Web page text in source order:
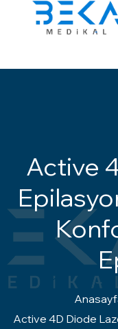
Active
Active 4D Diode